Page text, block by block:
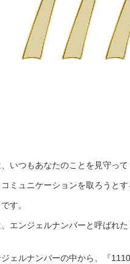
いつもあなたのことを見守って
ミュニケーションを取ろうと
す。
エンジェルナンバーと呼ばれた
ェルナンバーの中から、『